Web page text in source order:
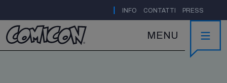
INFO CONTATTI PRESS
MENU